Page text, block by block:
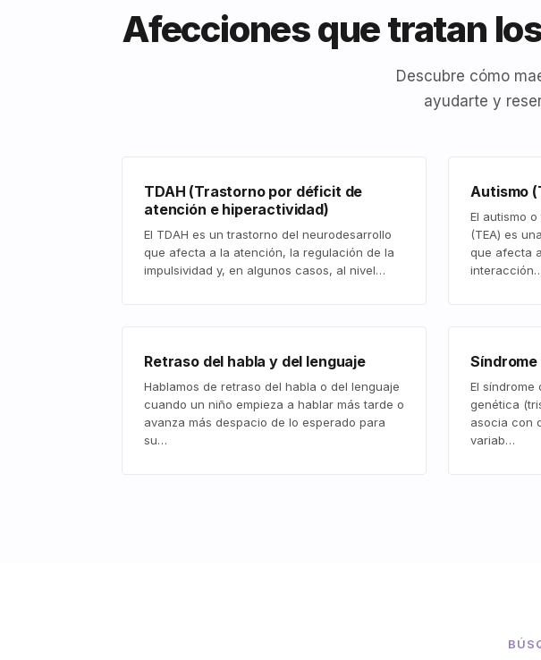
Afecciones que tratan
Descubre cómo
ayudarte y
TDAH (Trastorno por déficit de
atención e hiperactividad)
El TDAH es un trastorno del neurodesarrollo
que afecta a la atención, la regulación de la
impulsividad y, en algunos casos, al nivel…
Autismo
El autismo
(TEA) es
que afecta
Retraso del habla y del lenguaje
Hablamos de retraso del habla o del lenguaje
cuando un niño empieza a hablar más tarde o
avanza más despacio de lo esperado para
su…
Síndrome
El síndrome
genética
asocia con
variab…